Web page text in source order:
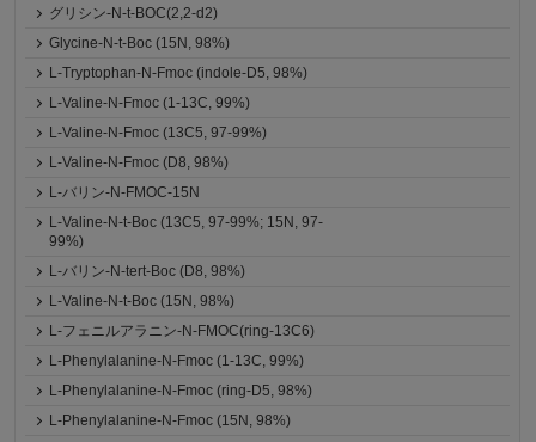
グリシン-N-t-BOC(2,2-d2)
Glycine-N-t-Boc (15N, 98%)
L-Tryptophan-N-Fmoc (indole-D5, 98%)
L-Valine-N-Fmoc (1-13C, 99%)
L-Valine-N-Fmoc (13C5, 97-99%)
L-Valine-N-Fmoc (D8, 98%)
L-バリン-N-FMOC-15N
L-Valine-N-t-Boc (13C5, 97-99%; 15N, 97-
99%)
L-バリン-N-tert-Boc (D8, 98%)
L-Valine-N-t-Boc (15N, 98%)
L-フェニルアラニン-N-FMOC(ring-13C6)
L-Phenylalanine-N-Fmoc (1-13C, 99%)
L-Phenylalanine-N-Fmoc (ring-D5, 98%)
L-Phenylalanine-N-Fmoc (15N, 98%)